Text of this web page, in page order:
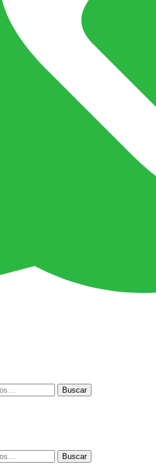
Buscar
Buscar